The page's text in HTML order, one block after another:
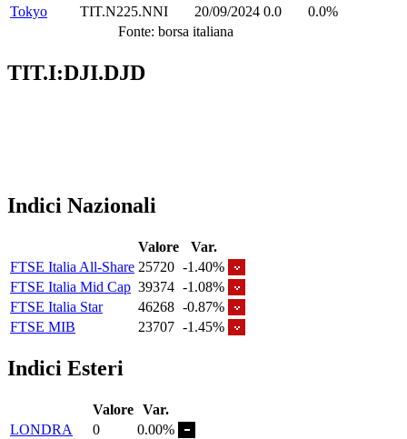
Tokyo
TIT.N225.NNI 20/09/2024 0.0
0.0%
Fonte: borsa italiana
TIT.I:DJI.DJD
Indici Nazionali
Valore
Var.
FTSE Italia All-Share 25720 -1.40%
FTSE Italia Mid Cap 39374 -1.08%
FTSE Italia Star
46268 -0.87%
FTSE MIB
23707 -1.45%
Indici Esteri
Valore Var.
LONDRA
0
0.00%